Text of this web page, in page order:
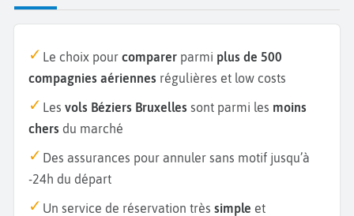
Le choix pour comparer parmi plus de 500
compagnies aériennes régulières et low costs
Les vols Béziers Bruxelles sont parmi les moins
chers du marché
Des assurances pour annuler sans motif jusqu’à
-24h du départ
Un service de réservation très simple et